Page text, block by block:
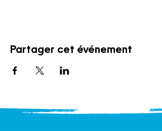
Partager cet événement